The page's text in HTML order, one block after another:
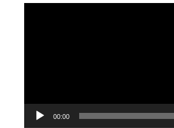
00:00